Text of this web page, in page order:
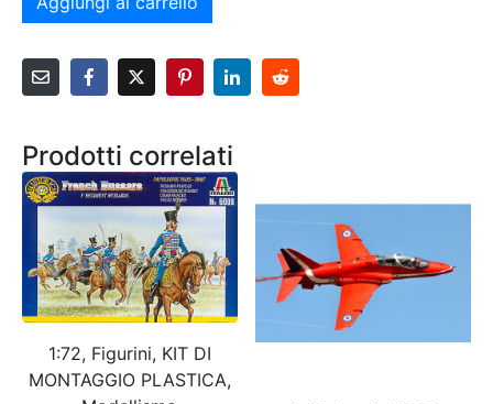
Prodotti correlati
1:72, Figurini, KIT DI
MONTAGGIO PLASTICA,